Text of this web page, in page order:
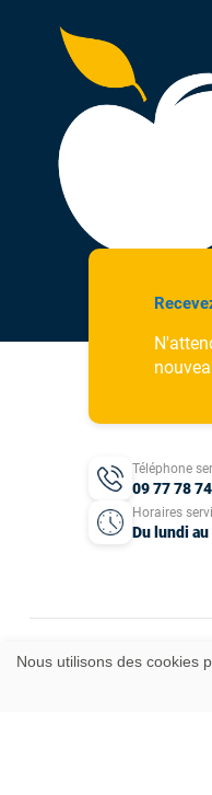
Téléphone
09 77 78
Horaires
Du lundi
Nous utilisons des cookies
Mentions légalesCGVDonnées